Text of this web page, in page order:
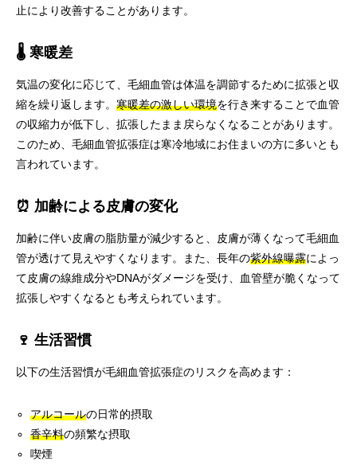
止により改善することがあります。
🌡️ 寒暖差
気温の変化に応じて、毛細血管は体温を調節するために拡張と収
縮を繰り返します。 寒暖差の激しい環境を行き来することで血管
の収縮力が低下し、拡張したまま戻らなくなることがあります。
このため、毛細血管拡張症は寒冷地域にお住まいの方に多いとも
言われています。
⏰ 加齢による皮膚の変化
加齢に伴い皮膚の脂肪量が減少すると、皮膚が薄くなって毛細血
管が透けて見えやすくなります。また、長年の紫外線曝露によっ
て皮膚の線維成分やDNAがダメージを受け、血管壁が脆くなって
拡張しやすくなるとも考えられています。
🍷 生活習慣
以下の生活習慣が毛細血管拡張症のリスクを高めます：
アルコールの日常的摂取
香辛料の頻繁な摂取
喫煙